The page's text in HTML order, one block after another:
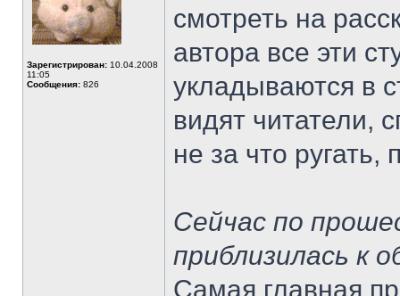
Зарегистрирован: 10.04.2008
11:05
Сообщения: 826
смотреть на
автора все эти
укладываются в
видят читатели,
не за что ругать,
Сейчас по
приблизилась к
Самая главная